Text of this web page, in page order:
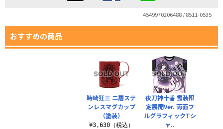
4549970206488 / 8511-0535
おすすめの商品
時崎狂三 二層ステ
ンレスマグカップ
（塗装）
¥3,630（税込）
夜刀神十香 霊装限
定展開Ver. 両面フ
ルグラフィックTシ
ャ..